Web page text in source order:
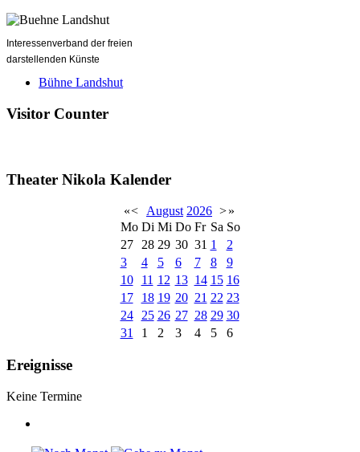
Interessenverband der freien
darstellenden Künste
Bühne Landshut
Visitor Counter
Theater Nikola Kalender
«< August 2026 >»
Mo Di Mi Do Fr Sa So
27
28 29 30 31 1
2
3
4 5 6 7 8
9
10
11 12 13 14 15 16
17
18 19 20 21 22 23
24
25 26 27 28 29 30
31
1 2 3 4 5 6
Ereignisse
Keine Termine